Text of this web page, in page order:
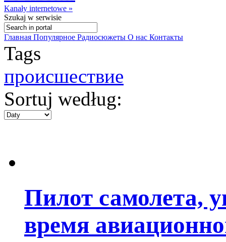
Kanały internetowe »
Szukaj w serwisie
Главная Популярное Радиосюжеты О нас Контакты
Tags
происшествие
Sortuj według:
Пилот самолета,
время